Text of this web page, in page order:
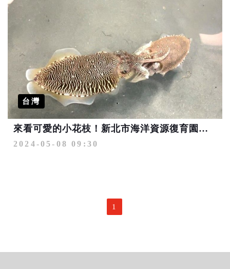
台灣
來看可愛的小花枝！新北市海洋資源復育園區 開放預約導覽
2024-05-08 09:30
1